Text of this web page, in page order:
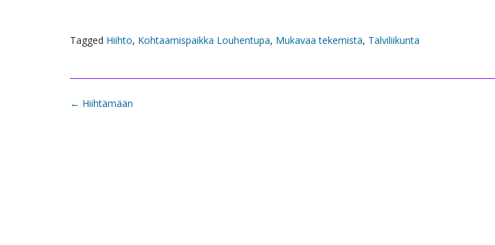
Tagged Hiihto, Kohtaamispaikka Louhentupa, Mukavaa tekemistä, Talviliikunta
Post
← Hiihtämään